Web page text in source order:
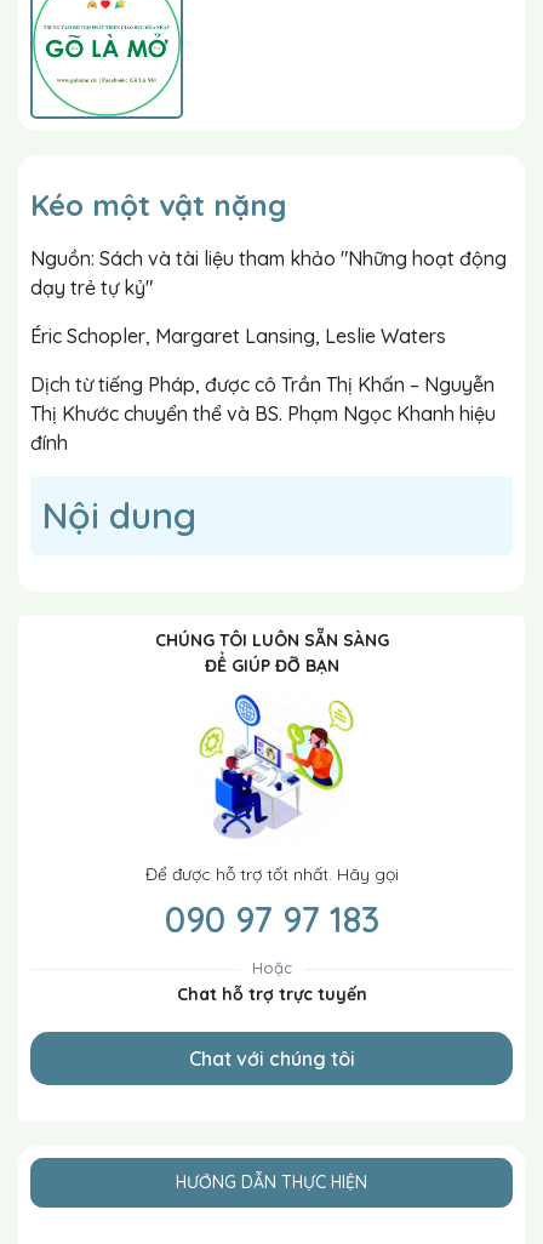
Kéo một vật nặng
Nguồn: Sách và tài liệu tham khảo "Những hoạt động
dạy trẻ tự kỷ"
Éric Schopler, Margaret Lansing, Leslie Waters
Dịch từ tiếng Pháp, được cô Trần Thị Khấn – Nguyễn
Thị Khước chuyển thể và BS. Phạm Ngọc Khanh hiệu
đính
Nội dung
CHÚNG TÔI LUÔN SẴN SÀNG
ĐỂ GIÚP ĐỠ BẠN
Để được hỗ trợ tốt nhất. Hãy gọi
090 97 97 183
Hoặc
Chat hỗ trợ trực tuyến
Chat với chúng tôi
HƯỚNG DẪN THỰC HIỆN